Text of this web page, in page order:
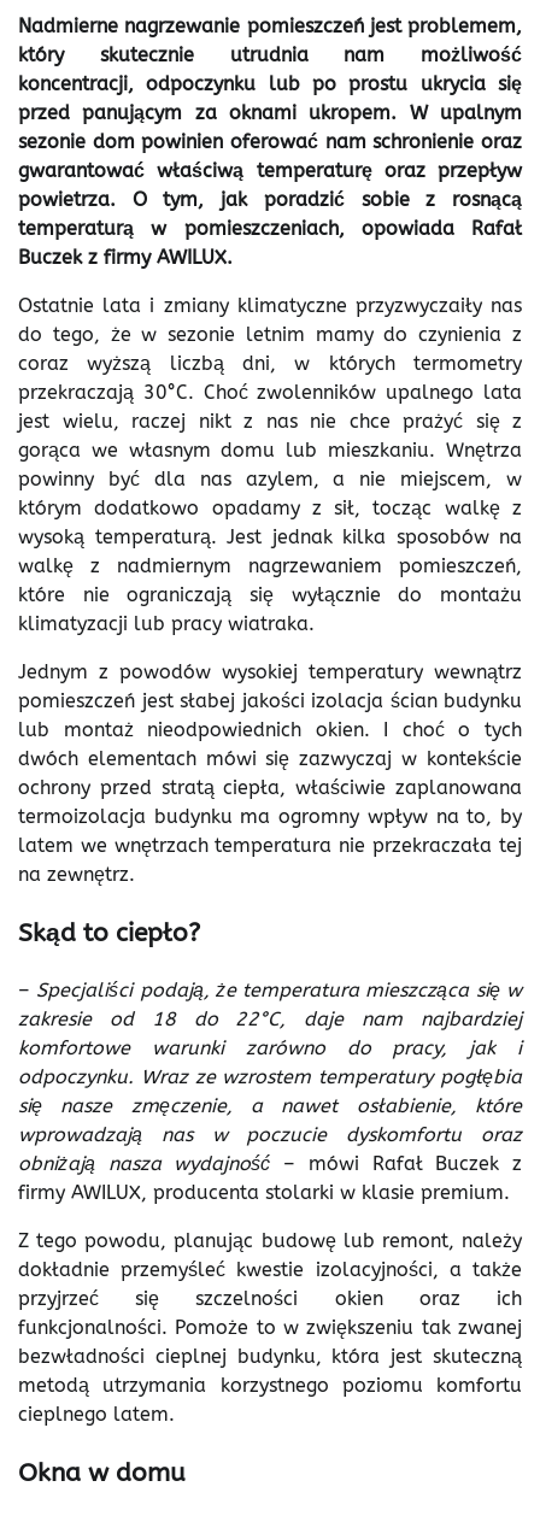
Nadmierne nagrzewanie pomieszczeń jest problemem,
który skutecznie utrudnia nam możliwość
koncentracji, odpoczynku lub po prostu ukrycia się
przed panującym za oknami ukropem. W upalnym
sezonie dom powinien oferować nam schronienie oraz
gwarantować właściwą temperaturę oraz przepływ
powietrza. O tym, jak poradzić sobie z rosnącą
temperaturą w pomieszczeniach, opowiada Rafał
Buczek z firmy AWILUX.
Ostatnie lata i zmiany klimatyczne przyzwyczaiły nas
do tego, że w sezonie letnim mamy do czynienia z
coraz wyższą liczbą dni, w których termometry
przekraczają 30°C. Choć zwolenników upalnego lata
jest wielu, raczej nikt z nas nie chce prażyć się z
gorąca we własnym domu lub mieszkaniu. Wnętrza
powinny być dla nas azylem, a nie miejscem, w
którym dodatkowo opadamy z sił, tocząc walkę z
wysoką temperaturą. Jest jednak kilka sposobów na
walkę z nadmiernym nagrzewaniem pomieszczeń,
które nie ograniczają się wyłącznie do montażu
klimatyzacji lub pracy wiatraka.
Jednym z powodów wysokiej temperatury wewnątrz
pomieszczeń jest słabej jakości izolacja ścian budynku
lub montaż nieodpowiednich okien. I choć o tych
dwóch elementach mówi się zazwyczaj w kontekście
ochrony przed stratą ciepła, właściwie zaplanowana
termoizolacja budynku ma ogromny wpływ na to, by
latem we wnętrzach temperatura nie przekraczała tej
na zewnętrz.
Skąd to ciepło?
– Specjaliści podają, że temperatura mieszcząca się w
zakresie od 18 do 22°C, daje nam najbardziej
komfortowe warunki zarówno do pracy, jak i
odpoczynku. Wraz ze wzrostem temperatury pogłębia
się nasze zmęczenie, a nawet osłabienie, które
wprowadzają nas w poczucie dyskomfortu oraz
obniżają nasza wydajność – mówi Rafał Buczek z
firmy AWILUX, producenta stolarki w klasie premium.
Z tego powodu, planując budowę lub remont, należy
dokładnie przemyśleć kwestie izolacyjności, a także
przyjrzeć się szczelności okien oraz ich
funkcjonalności. Pomoże to w zwiększeniu tak zwanej
bezwładności cieplnej budynku, która jest skuteczną
metodą utrzymania korzystnego poziomu komfortu
cieplnego latem.
Okna w domu